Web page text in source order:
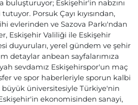
buluşturuyor; Eskişehir'in nabzını
Porsuk Çayı kıyısından,
evlerinden ve Sazova Parkı'ndan
Eskişehir Valiliği ile Eskişehir
duyuruları, yerel gündem ve şehir
detaylar anbean sayfalarımıza
sevdamız Eskişehirspor'un maç
ve spor haberleriyle sporun kalbi
büyük üniversitesiyle Türkiye'nin
ekonomisinden sanayi,